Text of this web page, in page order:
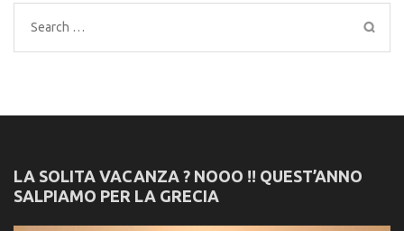
Search
for:
LA SOLITA VACANZA ? NOOO !! QUEST’ANNO
SALPIAMO PER LA GRECIA